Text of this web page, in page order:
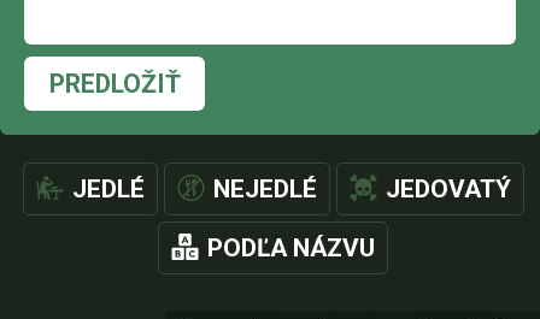
PREDLOŽIŤ
JEDLÉ NEJEDLÉ JEDOVATÝ
PODĽA NÁZVU